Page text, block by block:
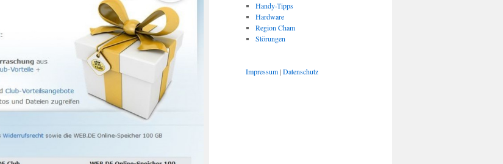
Handy-Tipps
Hardware
Region Cham
Störungen
Impressum|Datenschutz